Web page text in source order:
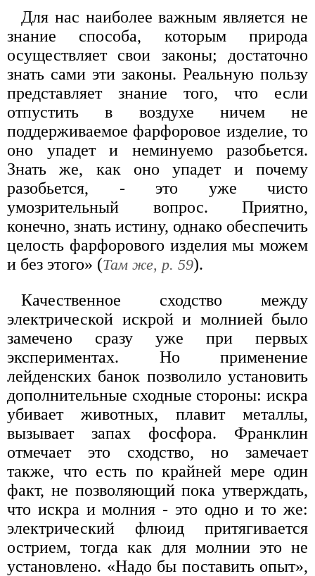
Для нас наиболее важным является не
знание способа, которым природа
осуществляет свои законы; достаточно
знать сами эти законы. Реальную пользу
представляет знание того, что если
отпустить в воздухе ничем не
поддерживаемое фарфоровое изделие, то
оно упадет и неминуемо разобьется.
Знать же, как оно упадет и почему
разобьется, - это уже чисто
умозрительный вопрос. Приятно,
конечно, знать истину, однако обеспечить
целость фарфорового изделия мы можем
и без этого» (Там же, р. 59).
Качественное сходство между
электрической искрой и молнией было
замечено сразу уже при первых
экспериментах. Но применение
лейденских банок позволило установить
дополнительные сходные стороны: искра
убивает животных, плавит металлы,
вызывает запах фосфора. Франклин
отмечает это сходство, но замечает
также, что есть по крайней мере один
факт, не позволяющий пока утверждать,
что искра и молния - это одно и то же:
электрический флюид притягивается
острием, тогда как для молнии это не
установлено. «Надо бы поставить опыт»,